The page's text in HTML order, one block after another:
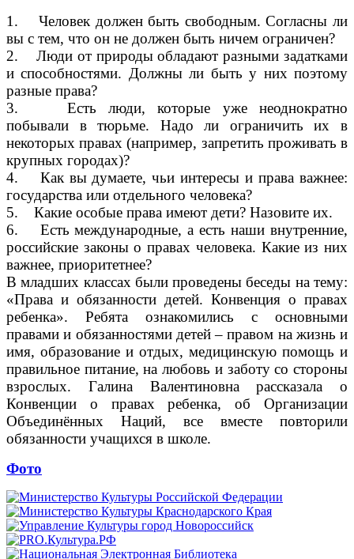
1. Человек должен быть свободным. Согласны ли
вы с тем, что он не должен быть ничем ограничен?
2. Люди от природы обладают разными задатками
и способностями. Должны ли быть у них поэтому
разные права?
3. Есть люди, которые уже неоднократно
побывали в тюрьме. Надо ли ограничить их в
некоторых правах (например, запретить проживать в
крупных городах)?
4. Как вы думаете, чьи интересы и права важнее:
государства или отдельного человека?
5. Какие особые права имеют дети? Назовите их.
6. Есть международные, а есть наши внутренние,
российские законы о правах человека. Какие из них
важнее, приоритетнее?
В младших классах были проведены беседы на тему:
«Права и обязанности детей. Конвенция о правах
ребенка». Ребята ознакомились с основными
правами и обязанностями детей – правом на жизнь и
имя, образование и отдых, медицинскую помощь и
правильное питание, на любовь и заботу со стороны
взрослых. Галина Валентиновна рассказала о
Конвенции о правах ребенка, об Организации
Объединённых Наций, все вместе повторили
обязанности учащихся в школе.
Фото